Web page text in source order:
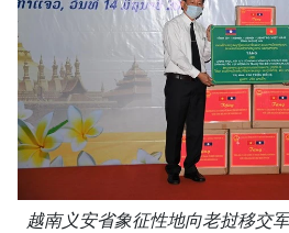
越南义安省象征性地向老挝移交